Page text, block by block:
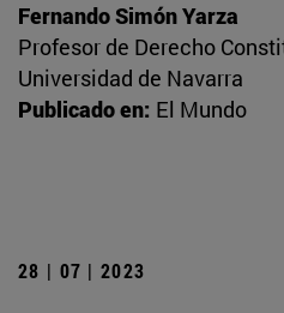
Fernando Simón Yarza
Profesor de Derecho
Universidad de Navarra
Publicado en: El Mundo
28 | 07 | 2023